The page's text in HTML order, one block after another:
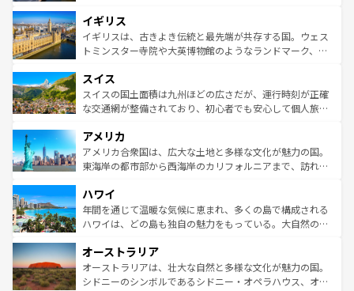
いる。シャンパンの発祥地であるランス、プロヴァンスの
香り高いラベンダー畑など、多彩な楽しみ方が可能だ。さ
らに、パリ以外の地域にも魅力が溢れており、どの街角に
れる地方に足を運ぶとそれぞれで全く異なる文化を体験で
きるだろう。 なお、新着のフランス情報はコンテンツ一覧
を参照してほしい。
顔を持つこの国は、どこを歩いても飽きることがない。ベ
ルリンの文化的活気、バイエルン州のアルプスの絶景、そ
してライン川沿いのワイン畑といった風景は必見。ビール
は、お酒好きな人にはぜひ体験してほしい。 なお、新着の
ドイツ情報はコンテンツ一覧を参照してほしい。
イギリス
イギリスは、古きよき伝統と最先端が共存する国。ウェス
トミンスター寺院や大英博物館のようなランドマーク、歴
リアごとに異なる魅力がある。また、優雅なアフタヌーン
ティー、ビール好きにはたまらない英国パブ、サッカー観
戦など、本場だからこそできる体験も豊富。イギリスを旅
ンツ一覧を参照してほしい。
スイス
スイスの国土面積は九州ほどの広さだが、運行時刻が正確
な交通網が整備されており、初心者でも安心して個人旅行
の建物がそのまま残る町や、スイスならではのユニークな
博物館もあり、アルプス観光だけでなく町歩きも満喫する
ことができる。国民の所得が高いため物価も高いが、旅行
ば市内交通費無料で観光を楽しむこともできる。 なお、新
着のスイス情報はコンテンツ一覧 を参照してほしい。
アメリカ
アメリカ合衆国は、広大な土地と多様な文化が魅力の国。
東海岸の都市部から西海岸のカリフォルニアまで、訪れる
のような巨大都市は、観光、ショッピング、エンターテイ
ンメントが詰まった刺激的なスポットだ。一方、アメリカ
西部には大自然が広がり、グランドキャニオンやイエロー
部のニューオーリンズでは、音楽と美食が融合した独特の
文化が魅力。旅行者はアメリカの各地域で異なる魅力を楽
しみながら、その多様性と豊かな歴史を感じることができ
ハワイ
年間を通じて温暖な気候に恵まれ、多くの島で構成される
ハワイは、どの島も独自の魅力をもっている。大自然の神
ワイ島は見逃せない。また、定番の観光地といえばオアフ
島だが、静かな自然を求めるならマウイ島やカウアイ島が
おすすめ。エメラルドグリーンに輝く海をはじめ、豊かな
オーストラリア
オーストラリアは、壮大な自然と多様な文化が魅力の国。
シドニーのシンボルであるシドニー・オペラハウス、オー